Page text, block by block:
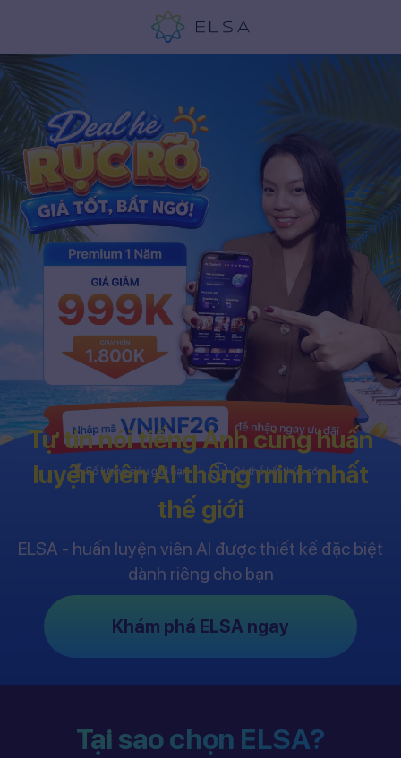
Tự tin nói tiếng Anh cùng huấn
luyện viên AI thông minh nhất
thế giới
ELSA - huấn luyện viên AI được thiết kế đặc biệt
dành riêng cho bạn
Khám phá ELSA ngay
Tại sao chọn ELSA?